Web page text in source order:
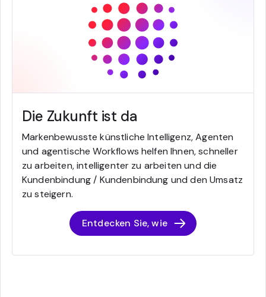
Die Zukunft ist da
Markenbewusste künstliche Intelligenz, Agenten
und agentische Workflows helfen Ihnen, schneller
zu arbeiten, intelligenter zu arbeiten und die
Kundenbindung / Kundenbindung und den Umsatz
zu steigern.
Entdecken Sie, wie